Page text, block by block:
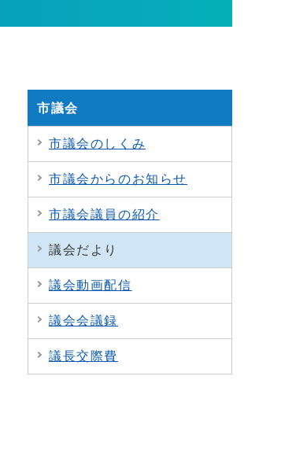
市議会
市議会のしくみ
市議会からのお知らせ
市議会議員の紹介
議会だより
議会動画配信
議会会議録
議長交際費